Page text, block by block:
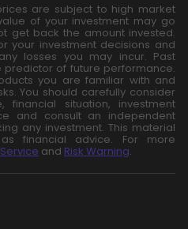
are subject to high market
of your investment may go
get back the amount invested.
your investment decisions and
losses you may incur. Past
of future performance.
you are familiar with and
You should carefully consider
financial situation, investment
and consult an independent
any investment. This material
financial advice. For more
and Risk Warning.